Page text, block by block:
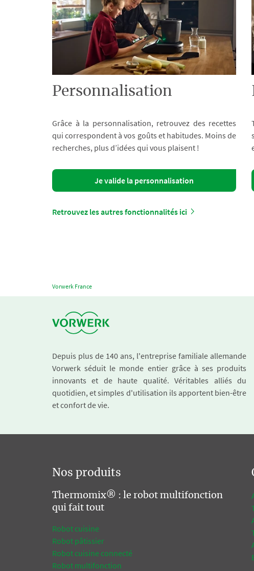
Personnalisation
Grâce à la personnalisation, retrouvez des recettes
qui correspondent à vos goûts et habitudes. Moins de
recherches, plus d’idées qui vous plaisent !
Je valide la personnalisation
Retrouvez les autres fonctionnalités ici
Vorwerk France
Depuis plus de 140 ans, l'entreprise familiale allemande
Vorwerk séduit le monde entier grâce à ses produits
innovants et de haute qualité. Véritables alliés du
quotidien, et simples d'utilisation ils apportent bien-être
et confort de vie.
Nos produits
Thermomix® : le robot multifonction
qui fait tout
Robot cuisine
Robot pâtissier
Robot cuisine connecté
Robot multifonction